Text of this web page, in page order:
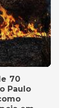
70
Paulo